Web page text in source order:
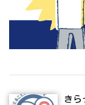
きら